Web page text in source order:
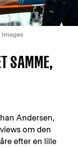
SAMME,
Andersen,
om den
efter en lille